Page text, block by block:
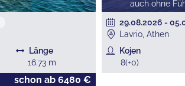
Länge
16.73 m
schon ab 6480 €
auch ohne
29.08.2026 -
Lavrio, Athen
Kojen
8(+0)